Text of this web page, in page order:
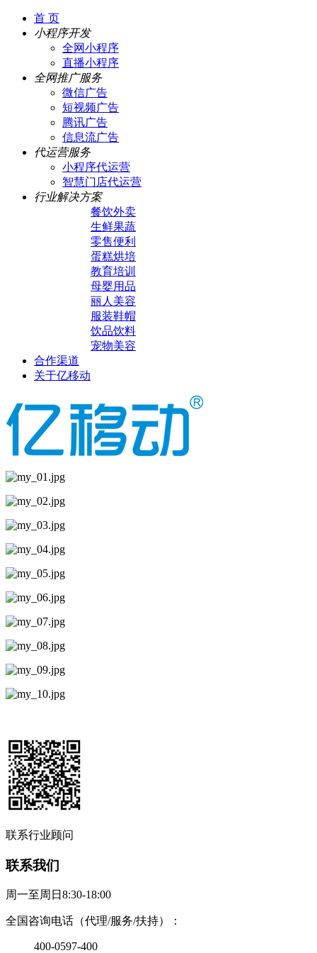
首 页
小程序开发
全网小程序
直播小程序
全网推广服务
微信广告
短视频广告
腾讯广告
信息流广告
代运营服务
小程序代运营
智慧门店代运营
行业解决方案
餐饮外卖
生鲜果蔬
零售便利
蛋糕烘培
教育培训
母婴用品
丽人美容
服装鞋帽
饮品饮料
宠物美容
合作渠道
关于亿移动
联系行业顾问
联系我们
周一至周日8:30-18:00
全国咨询电话（代理/服务/扶持）：
400-0597-400